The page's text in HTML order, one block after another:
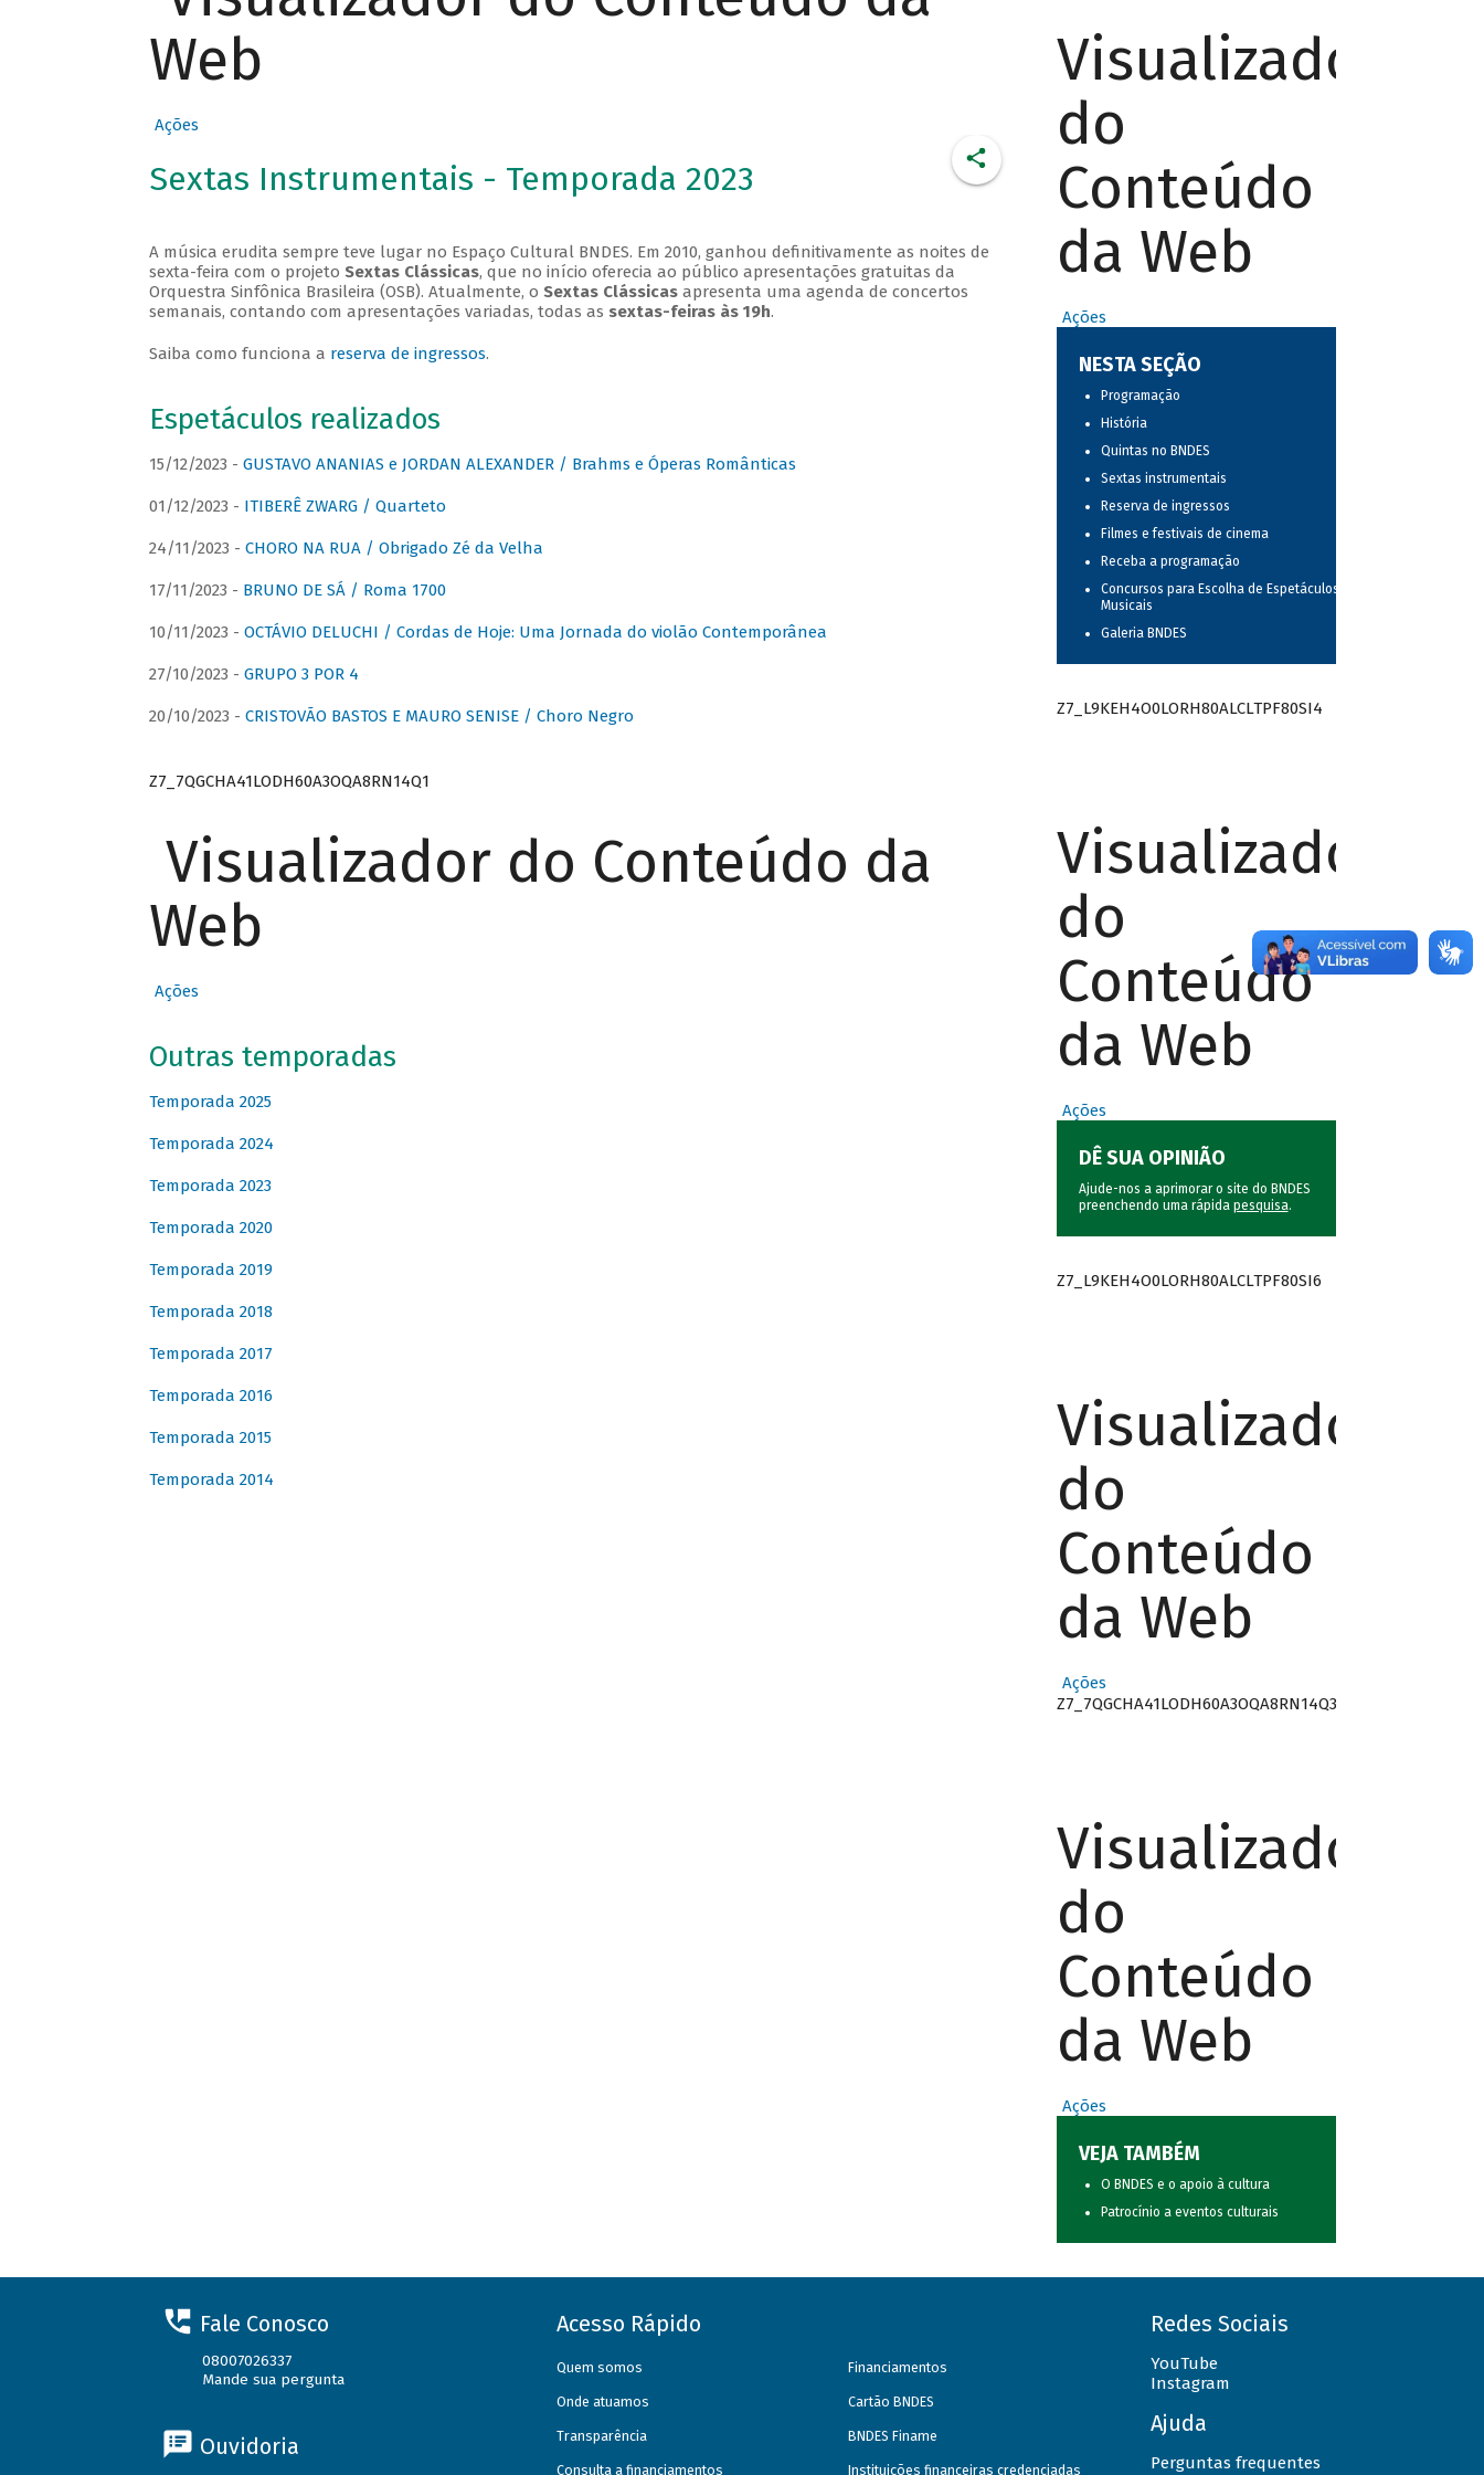
Web
Ações
Sextas Instrumentais - Temporada 2023
A música erudita sempre teve lugar no Espaço Cultural BNDES. Em 2010, ganhou definitivamente as noites de
sexta-feira com o projeto Sextas Clássicas, que no início oferecia ao público apresentações gratuitas da
Orquestra Sinfônica Brasileira (OSB). Atualmente, o Sextas Clássicasapresenta uma agenda de concertos
semanais, contando com apresentações variadas, todas as sextas-feiras às 19h.
Saiba como funciona a reserva de ingressos.
Espetáculos realizados
15/12/2023 - GUSTAVO ANANIAS e JORDAN ALEXANDER / Brahms e Óperas Românticas
01/12/2023 - ITIBERÊ ZWARG / Quarteto
24/11/2023 - CHORO NA RUA / Obrigado Zé da Velha
17/11/2023 - BRUNO DE SÁ / Roma 1700
10/11/2023 - OCTÁVIO DELUCHI / Cordas de Hoje: Uma Jornada do violão Contemporânea
27/10/2023 - GRUPO 3 POR 4
20/10/2023 - CRISTOVÃO BASTOS E MAURO SENISE / Choro Negro
Z7_7QGCHA41LODH60A3OQA8RN14Q1
Visualizador do Conteúdo da
Web
Ações
Outras temporadas
Temporada 2025
Temporada 2024
Temporada 2023
Temporada 2020
Temporada 2019
Temporada 2018
Temporada 2017
Temporada 2016
Temporada 2015
Temporada 2014
Visualizador
do
Conteúdo
da Web
Ações
NESTA SEÇÃO
Programação
História
Quintas no BNDES
Sextas instrumentais
Reserva de ingressos
Filmes e festivais de cinema
Receba a programação
Concursos para Escolha de Espetáculos
Musicais
Galeria BNDES
Z7_L9KEH4O0LORH80ALCLTPF80SI4
Visualizador
do
Conteúdo
da Web
Ações
DÊ SUA OPINIÃO
Ajude-nos a aprimorar o site do BNDES
preenchendo uma rápida pesquisa.
Z7_L9KEH4O0LORH80ALCLTPF80SI6
Visualizador
do
Conteúdo
da Web
Ações
Z7_7QGCHA41LODH60A3OQA8RN14Q3
Visualizador
do
Conteúdo
da Web
Ações
VEJA TAMBÉM
O BNDES e o apoio à cultura
Patrocínio a eventos culturais
Fale Conosco
08007026337
Mande sua pergunta
Ouvidoria
Acesso Rápido
Quem somos
Onde atuamos
Transparência
Consulta a financiamentos
Financiamentos
Cartão BNDES
BNDES Finame
Instituições financeiras credenciadas
Redes Sociais
YouTube
Instagram
Ajuda
Perguntas frequentes